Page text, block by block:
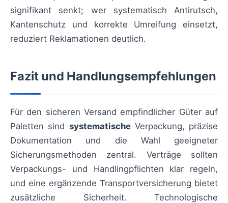
signifikant senkt; wer systematisch Antirutsch,
Kantenschutz und korrekte Umreifung einsetzt,
reduziert Reklamationen deutlich.
Fazit und Handlungsempfehlungen
Für den sicheren Versand empfindlicher Güter auf
Paletten sind systematischeVerpackung, präzise
Dokumentation und die Wahl geeigneter
Sicherungsmethoden zentral. Verträge sollten
Verpackungs- und Handlingpflichten klar regeln,
und eine ergänzende Transportversicherung bietet
zusätzliche Sicherheit. Technologische